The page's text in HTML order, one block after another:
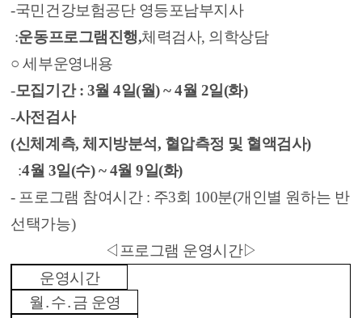
-국민건강보험공단 영등포남부지사
:운동프로그램진행,체력검사, 의학상담
○ 세부운영내용
-모집기간 : 3월 4일(월) ~ 4월 2일(화)
-사전검사
(신체계측, 체지방분석, 혈압측정 및 혈액검사)
:4월 3일(수) ~ 4월 9일(화)
- 프로그램 참여시간 : 주3회 100분(개인별 원하는 반
선택가능)
◁프로그램 운영시간▷
운영시간
월․수․금 운영